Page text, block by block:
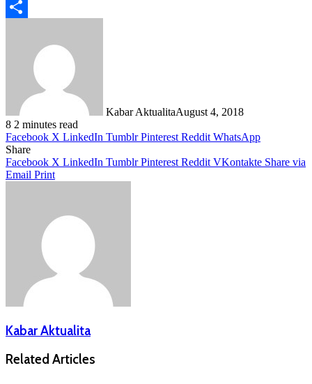
Telegram
Kabar AktualitaAugust 4, 2018
8 2 minutes read
Facebook X LinkedIn Tumblr Pinterest Reddit WhatsApp
Share
Facebook X LinkedIn Tumblr Pinterest Reddit VKontakte Share via
Email Print
Kabar Aktualita
Related Articles